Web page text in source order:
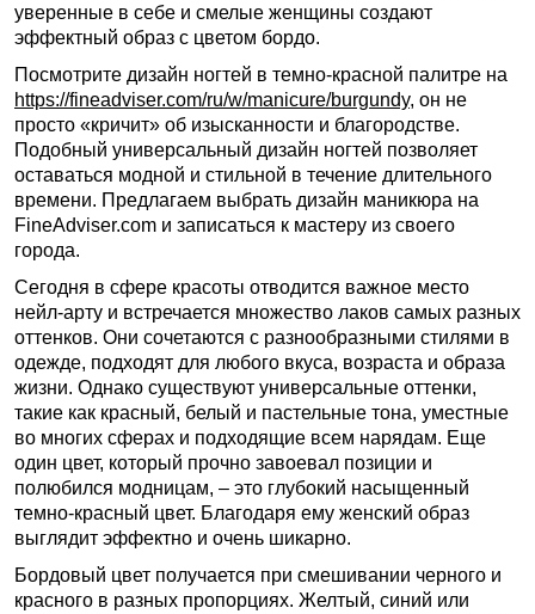
уверенные в себе и смелые женщины создают
эффектный образ с цветом бордо.
Посмотрите дизайн ногтей в темно-красной палитре на
https://fineadviser.com/ru/w/manicure/burgundy, он не
просто «кричит» об изысканности и благородстве.
Подобный универсальный дизайн ногтей позволяет
оставаться модной и стильной в течение длительного
времени. Предлагаем выбрать дизайн маникюра на
FineAdviser.com и записаться к мастеру из своего
города.
Сегодня в сфере красоты отводится важное место
нейл-арту и встречается множество лаков самых разных
оттенков. Они сочетаются с разнообразными стилями в
одежде, подходят для любого вкуса, возраста и образа
жизни. Однако существуют универсальные оттенки,
такие как красный, белый и пастельные тона, уместные
во многих сферах и подходящие всем нарядам. Еще
один цвет, который прочно завоевал позиции и
полюбился модницам, – это глубокий насыщенный
темно-красный цвет. Благодаря ему женский образ
выглядит эффектно и очень шикарно.
Бордовый цвет получается при смешивании черного и
красного в разных пропорциях. Желтый, синий или